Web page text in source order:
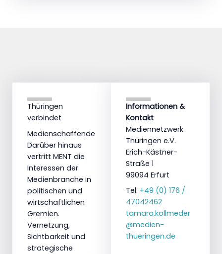
Thüringen
verbindet
Medienschaffende
Darüber hinaus
vertritt MENT die
Interessen der
Medienbranche in
politischen und
wirtschaftlichen
Gremien.
Vernetzung,
Sichtbarkeit und
strategische
Informationen &
Kontakt
Mediennetzwerk
Thüringen e.V.
Erich-Kästner-
Straße 1
99094 Erfurt
Tel: +49 (0) 176 /
47042462
tamara.kollmeder
@medien-
thueringen.de